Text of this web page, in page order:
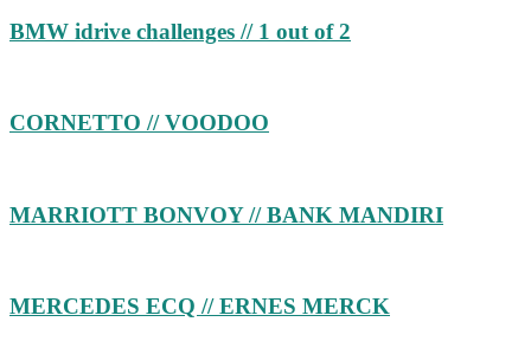
BMW idrive challenges // 1 out of 2
CORNETTO // VOODOO
MARRIOTT BONVOY // BANK MANDIRI
MERCEDES ECQ // ERNES MERCK